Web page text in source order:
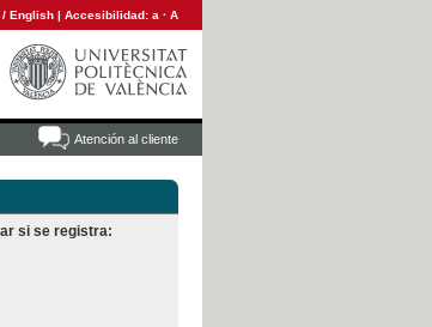
/ English | Accesibilidad: a · A
Atención al cliente
si se registra: